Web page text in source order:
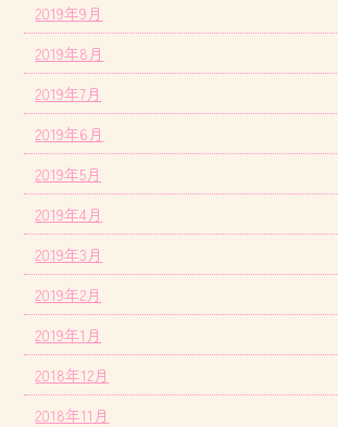
2019年9月
2019年8月
2019年7月
2019年6月
2019年5月
2019年4月
2019年3月
2019年2月
2019年1月
2018年12月
2018年11月